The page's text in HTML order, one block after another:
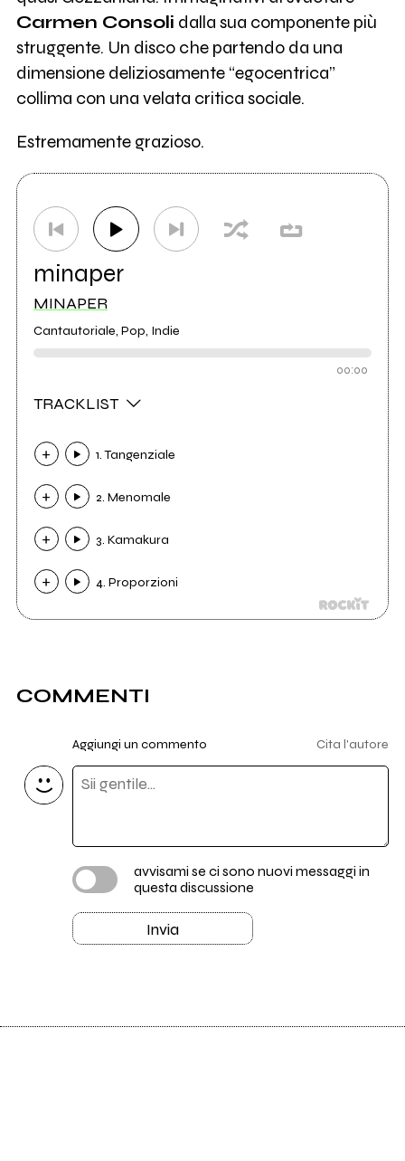
Carmen Consoli dalla sua componente più
struggente. Un disco che partendo da una
dimensione deliziosamente “egocentrica”
collima con una velata critica sociale.
Estremamente grazioso.
minaper
MINAPER
Cantautoriale, Pop, Indie
00:00
TRACKLIST
1. Tangenziale
2. Menomale
3. Kamakura
4. Proporzioni
COMMENTI
Aggiungi un commento Cita l'autore
avvisami se ci sono nuovi messaggi in
questa discussione
Invia